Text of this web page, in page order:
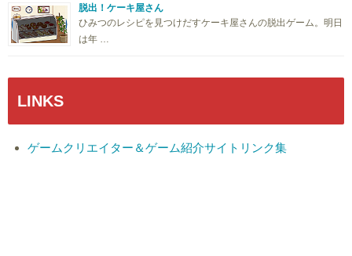
脱出！ケーキ屋さん
ひみつのレシピを見つけだすケーキ屋さんの脱出ゲーム。明日
は年 …
LINKS
ゲームクリエイター＆ゲーム紹介サイトリンク集